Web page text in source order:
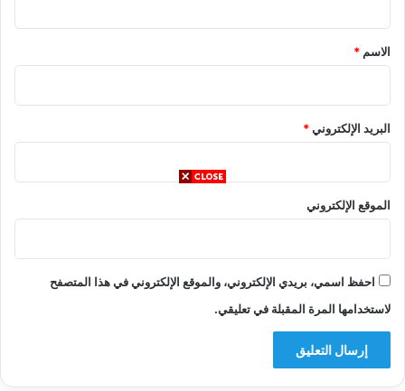
*
الاسم *
البريد الإلكتروني*
الموقع الإلكتروني
احفظ اسمي، بريدي الإلكتروني، والموقع الإلكتروني في هذا المتصفح
لاستخدامها المرة المقبلة في تعليقي.